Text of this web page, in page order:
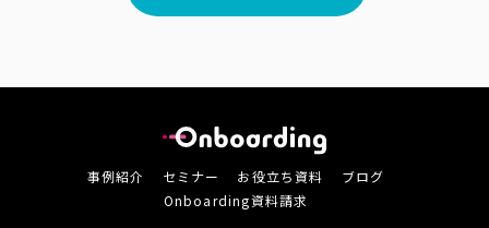
事例紹介 セミナー お役立ち資料
ブログ
Onboarding資料請求